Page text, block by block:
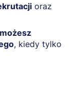
oraz
możesz
, kiedy tylko